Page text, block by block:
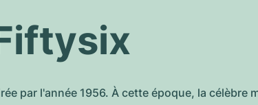
par l'année 1956. À cette époque, la célèbre